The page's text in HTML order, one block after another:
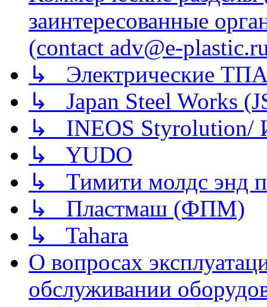
заинтересованные
(contact adv@e-
↳ Электрические
↳ Japan Steel Works
↳ INEOS
↳ YUDO
↳ Тимити молдс энд
↳ Пластмаш (ФПМ)
↳ Tahara
О вопросах
обслуживании